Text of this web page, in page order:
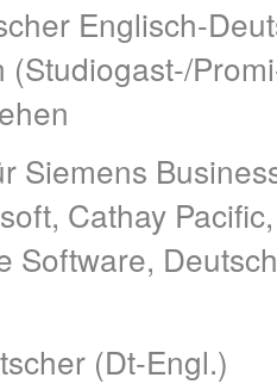
Englisch-
(Studiogast-/
Siemens
Cathay
Software,
(Dt-Engl.)